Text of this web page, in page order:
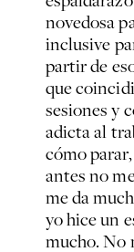
novedosa
inclusive
partir de
que
sesiones y
adicta al
cómo
antes no
me da
yo hice un
mucho. No